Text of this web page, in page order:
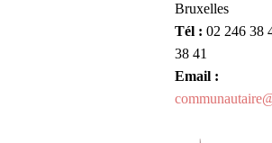
Bruxelles
Tél : 02 246 38
38 41
Email :